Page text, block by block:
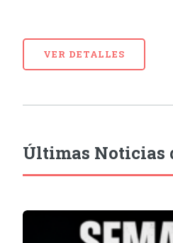
VER DETALLES
Últimas Noticias